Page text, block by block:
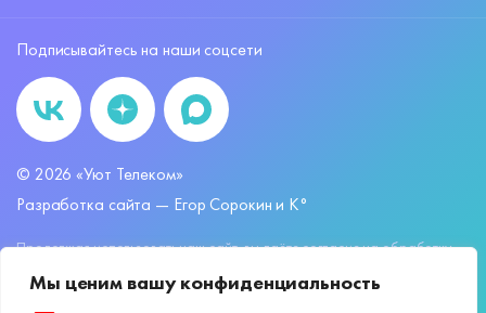
Мы ценим вашу конфиденциальность
Подписывайтесь на наши соцсети
© 2026 «Уют Телеком»
Разработка сайта — Егор Сорокин и K°
Продолжая использовать наш сайт, вы даёте согласие на обработку
Политикой обработки персональных данных.